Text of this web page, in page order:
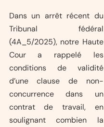
Dans un arrêt récent du
Tribunal fédéral
(4A_5/2025), notre Haute
Cour a rappelé les
conditions de validité
d’une clause de non-
concurrence dans un
contrat de travail, en
soulignant combien la